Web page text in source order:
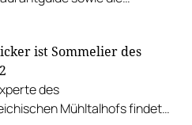
ist Sommelier des
des
Mühltalhofs findet